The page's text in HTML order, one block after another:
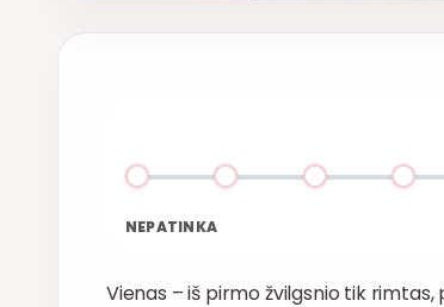
NEPATINKA
Vienas – iš pirmo žvilgsnio tik